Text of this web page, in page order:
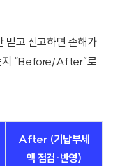
믿고 신고하면 손해가
지 “Before/After”로
After (기납부세
액 점검·반영)